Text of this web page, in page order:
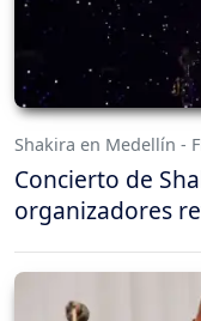
Shakira en Medellín -
Concierto de
organizadores